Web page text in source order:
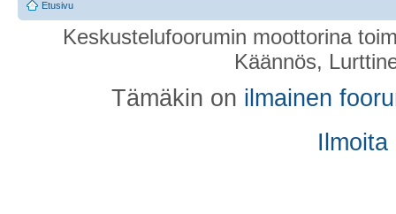
Etusivu
Keskustelufoorumin moottorina
Käännös,
Tämäkin on ilmainen